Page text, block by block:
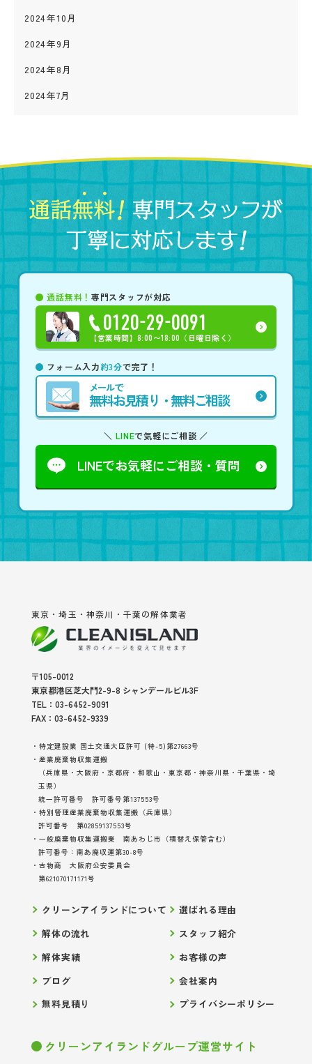
2024年10月
2024年9月
2024年8月
2024年7月
通話無料！専門スタッフが対応
0120-29-0091
【営業時間】8:00〜18:00（日曜日除く）
フォーム入力約3分で完了！
メールで
無料お見積り・無料ご相談
＼ LINEで気軽にご相談 ／
LINEでお気軽にご相談・質問
東京・埼玉・神奈川・千葉の解体業者
〒105-0012
東京都港区芝大門2-9-8 シャンデールビル3F
TEL：03-6452-9091
FAX：03-6452-9339
・特定建設業 国土交通大臣許可 (特-5)第27663号
・産業廃棄物収集運搬
（兵庫県・大阪府・京都府・和歌山・東京都・神奈川県・千葉県・埼
玉県）
統一許可番号 許可番号第137553号
・特別管理産業廃棄物収集運搬（兵庫県）
許可番号 第02859137553号
・一般廃棄物収集運搬業 南あわじ市（積替え保管含む）
許可番号：南あ廃収運第30-8号
・古物商 大阪府公安委員会
第621070171171号
クリーンアイランドについて
選ばれる理由
解体の流れ
スタッフ紹介
解体実績
お客様の声
ブログ
会社案内
無料見積り
プライバシーポリシー
クリーンアイランドグループ運営サイト